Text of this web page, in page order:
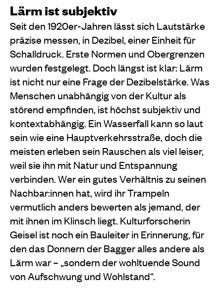
Lärm ist subjektiv
Seit den 1920er-Jahren lässt sich Lautstärke
präzise messen, in Dezibel, einer Einheit für
Schalldruck. Erste Normen und Obergrenzen
wurden festgelegt. Doch längst ist klar: Lärm
ist nicht nur eine Frage der Dezibelstärke. Was
Menschen unabhängig von der Kultur als
störend empfinden, ist höchst subjektiv und
kontextabhängig. Ein Wasserfall kann so laut
sein wie eine Hauptverkehrsstraße, doch die
meisten erleben sein Rauschen als viel leiser,
weil sie ihn mit Natur und Entspannung
verbinden. Wer ein gutes Verhältnis zu seinen
Nachbar:innen hat, wird ihr Trampeln
vermutlich anders bewerten als jemand, der
mit ihnen im Klinsch liegt. Kulturforscherin
Geisel ist noch ein Bauleiter in Erinnerung, für
den das Donnern der Bagger alles andere als
Lärm war – „sondern der wohltuende Sound
von Aufschwung und Wohlstand“.